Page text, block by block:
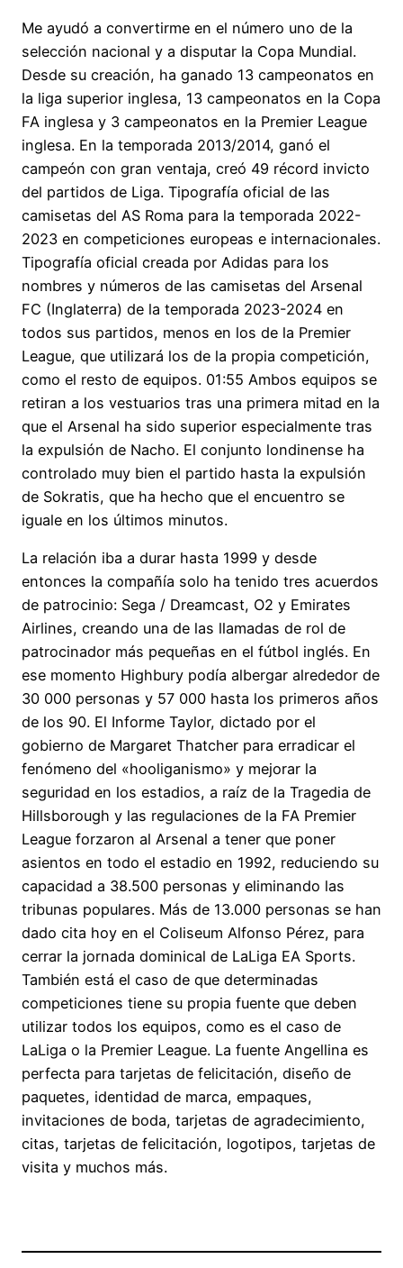
Me ayudó a convertirme en el número uno de la
selección nacional y a disputar la Copa Mundial.
Desde su creación, ha ganado 13 campeonatos en
la liga superior inglesa, 13 campeonatos en la Copa
FA inglesa y 3 campeonatos en la Premier League
inglesa. En la temporada 2013/2014, ganó el
campeón con gran ventaja, creó 49 récord invicto
del partidos de Liga. Tipografía oficial de las
camisetas del AS Roma para la temporada 2022-
2023 en competiciones europeas e internacionales.
Tipografía oficial creada por Adidas para los
nombres y números de las camisetas del Arsenal
FC (Inglaterra) de la temporada 2023-2024 en
todos sus partidos, menos en los de la Premier
League, que utilizará los de la propia competición,
como el resto de equipos. 01:55 Ambos equipos se
retiran a los vestuarios tras una primera mitad en la
que el Arsenal ha sido superior especialmente tras
la expulsión de Nacho. El conjunto londinense ha
controlado muy bien el partido hasta la expulsión
de Sokratis, que ha hecho que el encuentro se
iguale en los últimos minutos.
La relación iba a durar hasta 1999 y desde
entonces la compañía solo ha tenido tres acuerdos
de patrocinio: Sega / Dreamcast, O2 y Emirates
Airlines, creando una de las llamadas de rol de
patrocinador más pequeñas en el fútbol inglés. En
ese momento Highbury podía albergar alrededor de
30 000 personas y 57 000 hasta los primeros años
de los 90. El Informe Taylor, dictado por el
gobierno de Margaret Thatcher para erradicar el
fenómeno del «hooliganismo» y mejorar la
seguridad en los estadios, a raíz de la Tragedia de
Hillsborough y las regulaciones de la FA Premier
League forzaron al Arsenal a tener que poner
asientos en todo el estadio en 1992, reduciendo su
capacidad a 38.500 personas y eliminando las
tribunas populares. Más de 13.000 personas se han
dado cita hoy en el Coliseum Alfonso Pérez, para
cerrar la jornada dominical de LaLiga EA Sports.
También está el caso de que determinadas
competiciones tiene su propia fuente que deben
utilizar todos los equipos, como es el caso de
LaLiga o la Premier League. La fuente Angellina es
perfecta para tarjetas de felicitación, diseño de
paquetes, identidad de marca, empaques,
invitaciones de boda, tarjetas de agradecimiento,
citas, tarjetas de felicitación, logotipos, tarjetas de
visita y muchos más.